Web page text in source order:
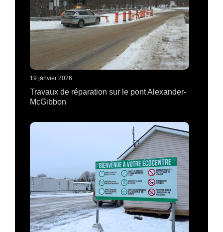
19 janvier 2026
Travaux de réparation sur le pont Alexander-
McGibbon